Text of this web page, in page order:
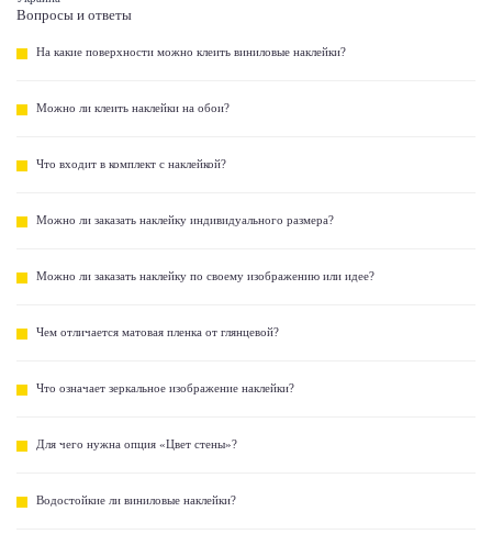
Вопросы и ответы
На какие поверхности можно клеить виниловые наклейки?
Можно ли клеить наклейки на обои?
Что входит в комплект с наклейкой?
Можно ли заказать наклейку индивидуального размера?
Можно ли заказать наклейку по своему изображению или идее?
Чем отличается матовая пленка от глянцевой?
Что означает зеркальное изображение наклейки?
Для чего нужна опция «Цвет стены»?
Водостойкие ли виниловые наклейки?